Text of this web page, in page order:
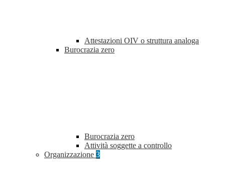
Attestazioni OIV o struttura analoga
Burocrazia zero
Burocrazia zero
Attività soggette a controllo
Organizzazione 3